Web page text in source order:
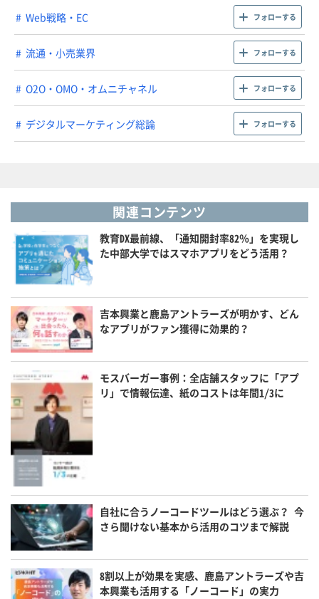
Web戦略・EC フォローする
流通・小売業界 フォローする
O2O・OMO・オムニチャネル フォローする
デジタルマーケティング総論 フォローする
関連コンテンツ
教育DX最前線、「通知開封率82％」を実現し
た中部大学ではスマホアプリをどう活用？
吉本興業と鹿島アントラーズが明かす、どん
なアプリがファン獲得に効果的？
モスバーガー事例：全店舗スタッフに「アプ
リ」で情報伝達、紙のコストは年間1/3に
自社に合うノーコードツールはどう選ぶ？ 今
さら聞けない基本から活用のコツまで解説
8割以上が効果を実感、鹿島アントラーズや吉
本興業も活用する「ノーコード」の実力